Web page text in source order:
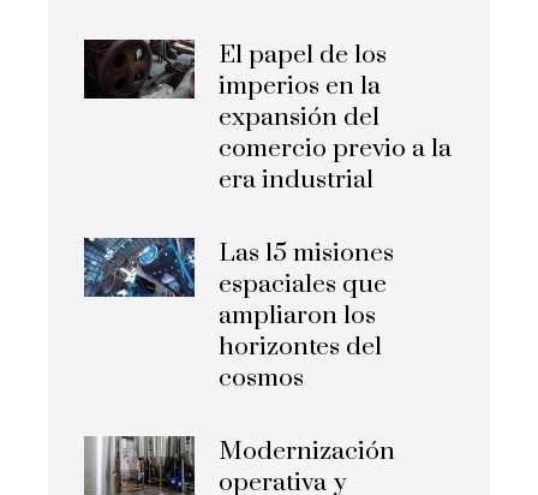
El papel de los
imperios en la
expansión del
comercio previo a la
era industrial
Las 15 misiones
espaciales que
ampliaron los
horizontes del
cosmos
Modernización
operativa y